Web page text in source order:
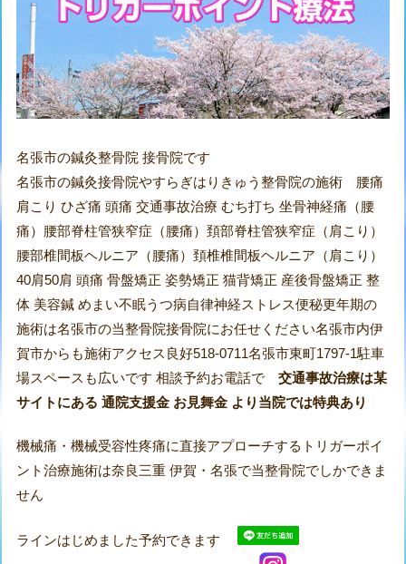
名張市の鍼灸整骨院 接骨院です
名張市の鍼灸接骨院やすらぎはりきゅう整骨院の施術 腰痛
肩こり ひざ痛 頭痛 交通事故治療 むち打ち 坐骨神経痛（腰
痛）腰部脊柱管狭窄症（腰痛）頚部脊柱管狭窄症（肩こり）
腰部椎間板ヘルニア（腰痛）頚椎椎間板ヘルニア（肩こり）
40肩50肩 頭痛 骨盤矯正 姿勢矯正 猫背矯正 産後骨盤矯正 整
体 美容鍼 めまい不眠うつ病自律神経ストレス便秘更年期の
施術は名張市の当整骨院接骨院にお任せください名張市内伊
賀市からも施術アクセス良好518-0711名張市東町1797-1駐車
場スペースも広いです 相談予約お電話で交通事故治療は某
サイトにある 通院支援金 お見舞金 より当院では特典あり
機械痛・機械受容性疼痛に直接アプローチするトリガーポイ
ント治療施術は奈良三重 伊賀・名張で当整骨院でしかできま
せん
ラインはじめました予約できます